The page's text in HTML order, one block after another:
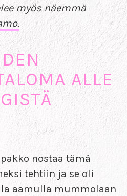
myös näemmä
ALLE
nostaa tämä
tehtiin ja se oli
la aamulla mummolaan